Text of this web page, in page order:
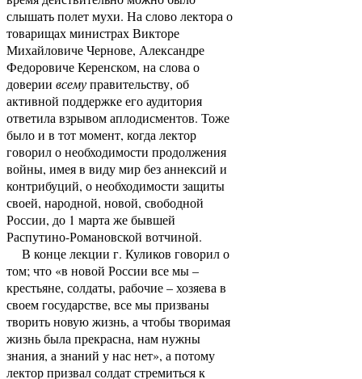
слышать полет мухи. На слово лектора о
товарищах министрах Викторе
Михайловиче Чернове, Александре
Федоровиче Керенском, на слова о
доверии всемуправительству, об
активной поддержке его аудитория
ответила взрывом аплодисментов. Тоже
было и в тот момент, когда лектор
говорил о необходимости продолжения
войны, имея в виду мир без аннексий и
контрибуций, о необходимости защиты
своей, народной, новой, свободной
России, до 1 марта же бывшей
Распутино-Романовской вотчиной.
В конце лекции г. Куликов говорил о
том; что «в новой России все мы –
крестьяне, солдаты, рабочие – хозяева в
своем государстве, все мы призваны
творить новую жизнь, а чтобы творимая
жизнь была прекрасна, нам нужны
знания, а знаний у нас нет», а потому
лектор призвал солдат стремиться к